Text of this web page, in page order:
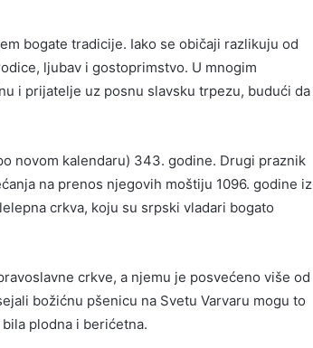
bogate tradicije. Iako se običaji razlikuju od
ljubav i gostoprimstvo. U mnogim
i prijatelje uz posnu slavsku trpezu, budući da
novom kalendaru) 343. godine. Drugi praznik
na prenos njegovih moštiju 1096. godine iz
crkva, koju su srpski vladari bogato
crkve, a njemu je posvećeno više od
božićnu pšenicu na Svetu Varvaru mogu to
plodna i berićetna.